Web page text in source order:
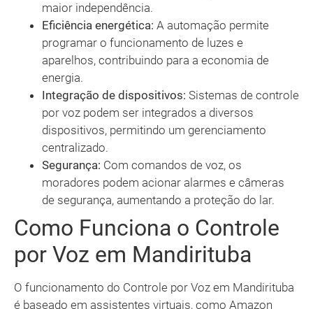
maior independência.
Eficiência energética: A automação permite
programar o funcionamento de luzes e
aparelhos, contribuindo para a economia de
energia.
Integração de dispositivos: Sistemas de controle
por voz podem ser integrados a diversos
dispositivos, permitindo um gerenciamento
centralizado.
Segurança: Com comandos de voz, os
moradores podem acionar alarmes e câmeras
de segurança, aumentando a proteção do lar.
Como Funciona o Controle
por Voz em Mandirituba
O funcionamento do Controle por Voz em Mandirituba
é baseado em assistentes virtuais, como Amazon